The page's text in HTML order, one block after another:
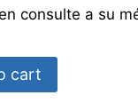
consulte a su
cart